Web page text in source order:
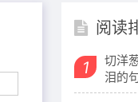
阅读
1
切洋
泪的